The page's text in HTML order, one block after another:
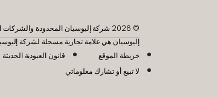
© 2026 شركة إليوسيان المحدودة والشركات التابعة لها.
إليوسيان هي علامة تجارية مسجلة لشركة
خريطة الموقع
لا تبيع أو تشارك معلوماتي
قانون العبودية الحديثة